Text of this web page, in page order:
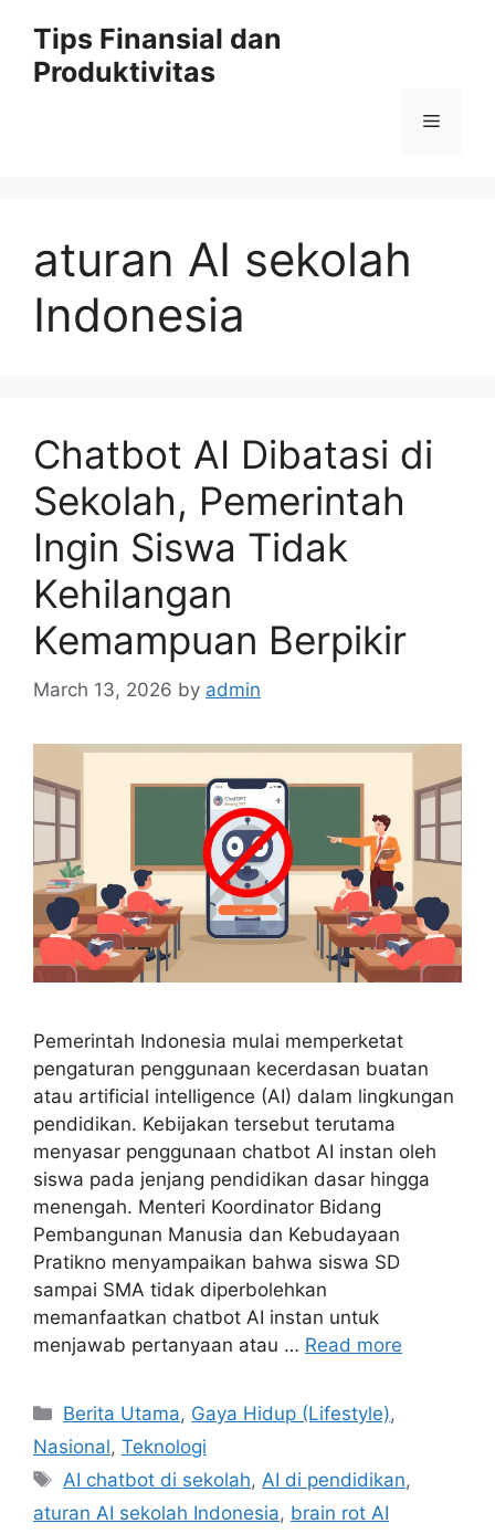
content
Tips Finansial dan
Produktivitas
Menu
aturan AI sekolah
Indonesia
Chatbot AI Dibatasi di
Sekolah, Pemerintah
Ingin Siswa Tidak
Kehilangan
Kemampuan Berpikir
March 13, 2026 by admin
Pemerintah Indonesia mulai memperketat
pengaturan penggunaan kecerdasan buatan
atau artificial intelligence (AI) dalam lingkungan
pendidikan. Kebijakan tersebut terutama
menyasar penggunaan chatbot AI instan oleh
siswa pada jenjang pendidikan dasar hingga
menengah. Menteri Koordinator Bidang
Pembangunan Manusia dan Kebudayaan
Pratikno menyampaikan bahwa siswa SD
sampai SMA tidak diperbolehkan
memanfaatkan chatbot AI instan untuk
menjawab pertanyaan atau … Read more
C
a
e
g
Berita Utama, Gaya Hidup (Lifestyle),
Nasional, Teknologi
T
a
AI chatbot di sekolah,AI di pendidikan,
aturan AI sekolah Indonesia, brain rot AI